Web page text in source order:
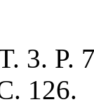
3. P.
126.